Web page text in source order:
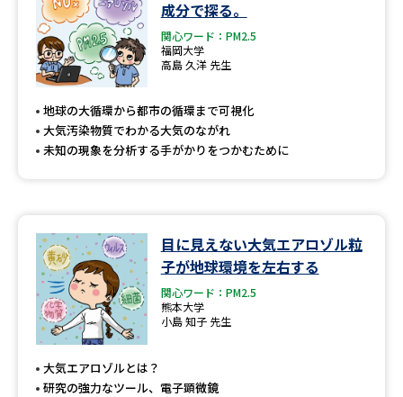
高等学校（情報）教員資格認定
大学研究
大学で学べる内容や特徴を調べる
データサイエンス特集 奨学金・特待生制度特集
デジタルパンフレット
新学年スタート号特集ページ
（高3生用）
成分で探る。
関心ワード：PM2.5
福岡大学
高島 久洋 先生
地球の大循環から都市の循環まで可視化
大気汚染物質でわかる大気のながれ
未知の現象を分析する手がかりをつかむために
目に見えない大気エアロゾル粒
子が地球環境を左右する
関心ワード：PM2.5
熊本大学
小島 知子 先生
大気エアロゾルとは？
研究の強力なツール、電子顕微鏡